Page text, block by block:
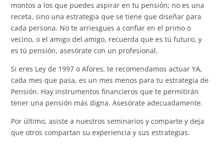
montos a los que puedes aspirar en tu pensión; no es una
receta, sino una estrategia que se tiene que diseñar para
cada persona. No te arriesgues a confiar en el primo o
vecino, o el amigo del amigo, recuerda que es tú futuro, y
es tú pensión, asesórate con un profesional.
Si eres Ley de 1997 o Afores, te recomendamos actuar YA,
cada mes que pasa, es un mes menos para tu estrategia de
Pensión. Hay instrumentos financieros que te permitirán
tener una pensión más digna. Asesórate adecuadamente.
Por último, asiste a nuestros seminarios y comparte y deja
que otros compartan su experiencia y sus estrategias.